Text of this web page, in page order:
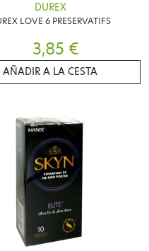
DUREX
LOVE 6 PRESERVATIFS
3,85 €
AÑADIR A LA CESTA